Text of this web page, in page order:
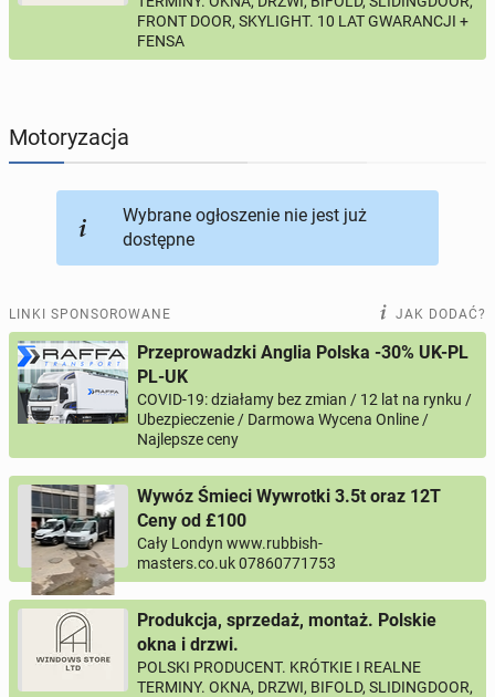
USŁUGI 163ogłoszenia online
MOTORYZACJA 10ogłoszeń online
FRONT DOOR, SKYLIGHT. 10 LAT GWARANCJI +
FENSA
Motoryzacja
Wybrane ogłoszenie nie jest już
dostępne
LINKI SPONSOROWANE JAK DODAĆ?
Przeprowadzki Anglia Polska -30% UK-PL
PL-UK
COVID-19: działamy bez zmian / 12 lat na rynku /
Ubezpieczenie / Darmowa Wycena Online /
Najlepsze ceny
Wywóz Śmieci Wywrotki 3.5t oraz 12T
Ceny od £100
Cały Londyn www.rubbish-
masters.co.uk 07860771753
Produkcja, sprzedaż, montaż. Polskie
okna i drzwi.
POLSKI PRODUCENT. KRÓTKIE I REALNE
TERMINY. OKNA, DRZWI, BIFOLD, SLIDINGDOOR,